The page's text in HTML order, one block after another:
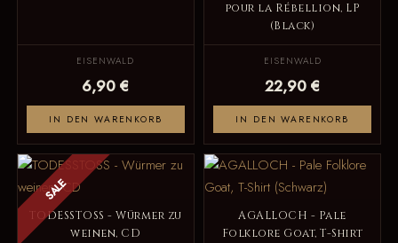
EISENWALD
6,90 €
IN DEN WARENKORB
pour la Rébellion, LP
(Black)
EISENWALD
22,90 €
IN DEN WARENKORB
SALE
TODESSTOSS - Würmer zu
weinen, CD
AGALLOCH - Pale
Folklore Goat, T-Shirt